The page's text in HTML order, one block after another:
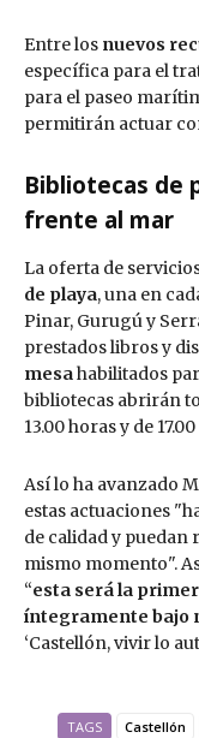
Entre los nuevos
específica para el
para el paseo
permitirán actuar
Bibliotecas de
frente al mar
La oferta de
de playa, una en
Pinar, Gurugú y
prestados libros y
mesahabilitados
bibliotecas abrirán
13.00 horas y de
Así lo ha avanzado
estas actuaciones
de calidad y puedan
mismo momento".
“esta será la
íntegramente bajo
‘Castellón, vivir lo
TAGS Castellón